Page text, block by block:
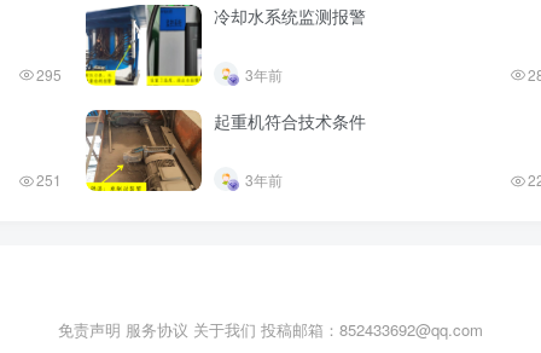
295
冷却水系统监测报警
3年前
251
起重机符合技术条件
3年前
免责声明 服务协议 关于我们 投稿邮箱：852433692@qq.com